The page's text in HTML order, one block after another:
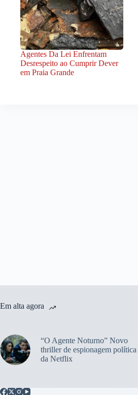
Agentes Da Lei Enfrentam
Desrespeito ao Cumprir Dever
em Praia Grande
Em alta agora
“O Agente Noturno” Novo
thriller de espionagem política
da Netflix